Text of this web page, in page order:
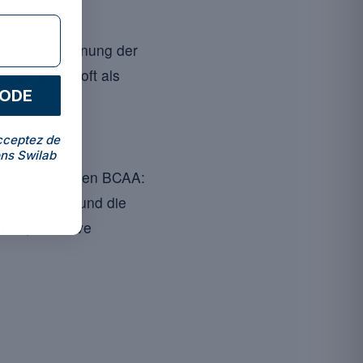
der Trennung der
die Molke oft als
an den BCAA:
und die
bioaktive
de
Swilab